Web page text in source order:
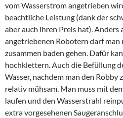
vom Wasserstrom angetrieben
beachtliche Leistung (dank der
aber auch ihren Preis hat). Anders
angetriebenen Robotern darf man
zusammen baden gehen. Dafür
hochklettern. Auch die Befüllung
Wasser, nachdem man den Robby
relativ mühsam. Man muss mit
laufen und den Wasserstrahl
extra vorgesehenen